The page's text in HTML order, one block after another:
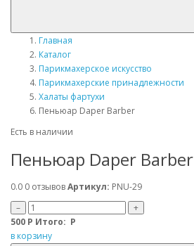
Главная
Каталог
Парикмахерское искусство
Парикмахерские принадлежности
Халаты фартухи
Пеньюар Daper Barber
Есть в наличии
Пеньюар Daper Barber
0.0 0 отзывовАртикул: PNU-29
–
+
500 Р Итого: Р
в корзину